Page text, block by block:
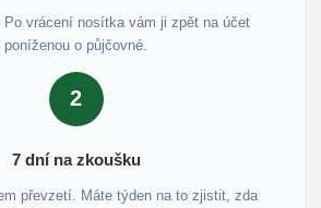
vrácení nosítka vám ji zpět na účet
poníženou o půjčovné.
2
7 dní na zkoušku
převzetí. Máte týden na to zjistit, zda